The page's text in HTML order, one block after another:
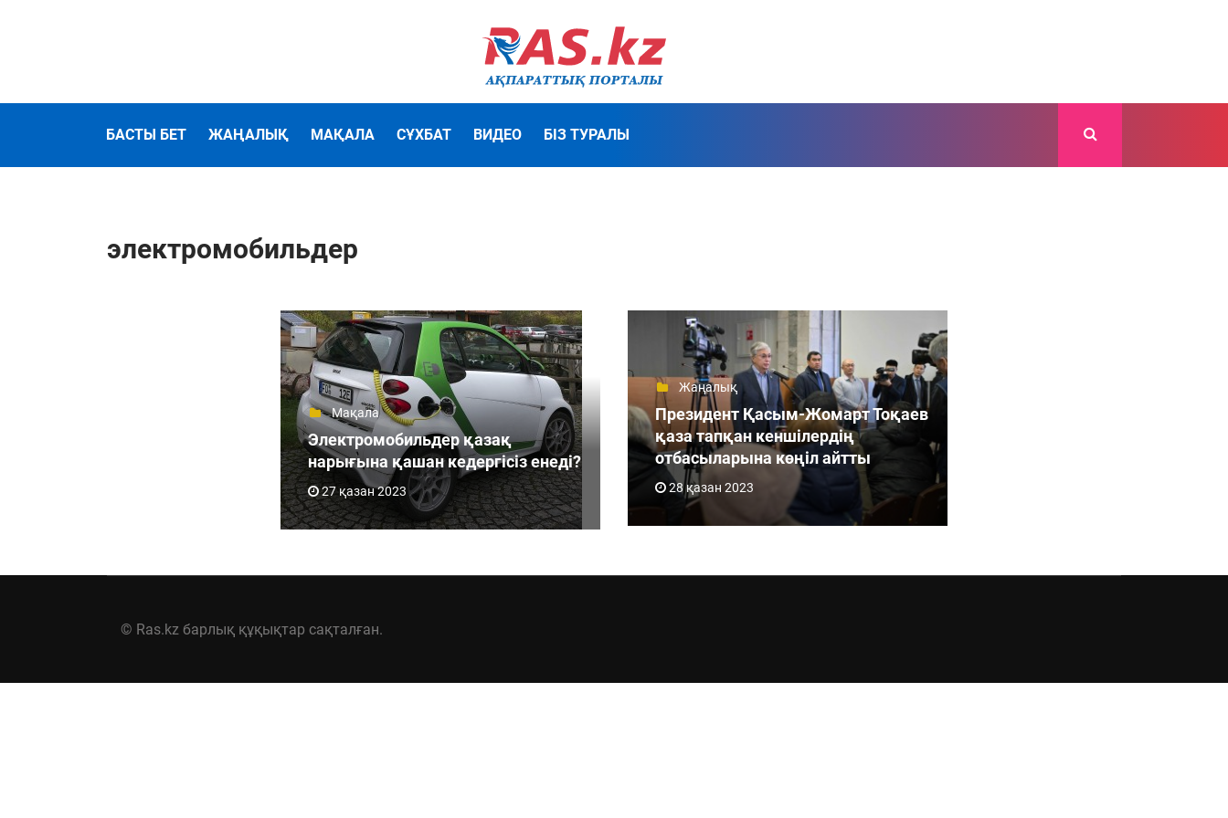
БАСТЫ БЕТ ЖАҢАЛЫҚ МАҚАЛА СҰХБАТ ВИДЕО БІЗ ТУРАЛЫ
электромобильдер
Мақала
Электромобильдер қазақ
нарығына қашан кедергісіз енеді?
27 қазан 2023
Жаңалық
Президент Қасым-Жомарт Тоқаев
қаза тапқан кеншілердің
отбасыларына көңіл айтты
28 қазан 2023
© Ras.kz барлық құқықтар сақталған.